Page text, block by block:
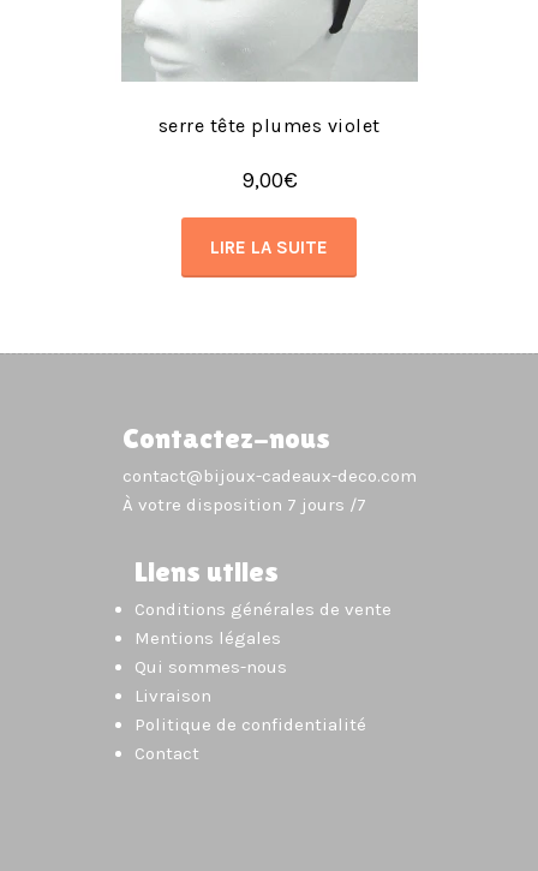
serre tête plumes violet
9,00€
LIRE LA SUITE
Contactez-nous
contact@bijoux-cadeaux-deco.com
À votre disposition 7 jours /7
Liens utiles
Conditions générales de vente
Mentions légales
Qui sommes-nous
Livraison
Politique de confidentialité
Contact